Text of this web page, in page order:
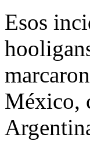
​Esos
México,